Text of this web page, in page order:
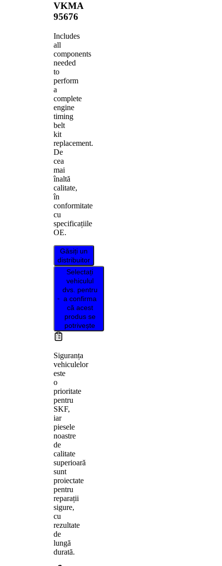
VKMA
95676
Includes
all
components
needed
to
perform
a
complete
engine
timing
belt
kit
replacement.
De
cea
mai
înaltă
calitate,
în
conformitate
cu
specificațiile
OE.
Găsiți un
distribuitor
Selectați
vehiculul
dvs. pentru
a confirma
că acest
produs se
potrivește
Siguranța
vehiculelor
este
o
prioritate
pentru
SKF,
iar
piesele
noastre
de
calitate
superioară
sunt
proiectate
pentru
reparații
sigure,
cu
rezultate
de
lungă
durată.